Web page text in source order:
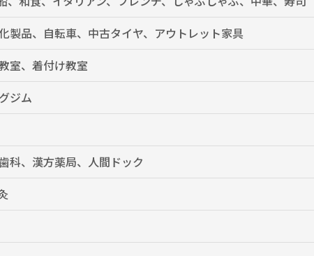
製品、自転車、中古タイヤ、アウトレット家具
室、着付け教室
ジム
科、漢方薬局、人間ドック